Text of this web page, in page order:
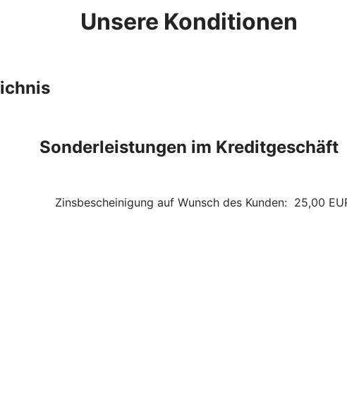
Unsere Konditionen
Sonderleistungen im Kreditgeschäft
Zinsbescheinigung auf Wunsch des Kunden: 25,00